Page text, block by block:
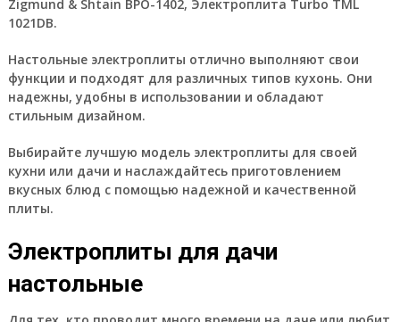
Zigmund & Shtain BPO-1402, Электроплита Turbo TML
1021DB.
Настольные электроплиты отлично выполняют свои
функции и подходят для различных типов кухонь. Они
надежны, удобны в использовании и обладают
стильным дизайном.
Выбирайте лучшую модель электроплиты для своей
кухни или дачи и наслаждайтесь приготовлением
вкусных блюд с помощью надежной и качественной
плиты.
Электроплиты для дачи
настольные